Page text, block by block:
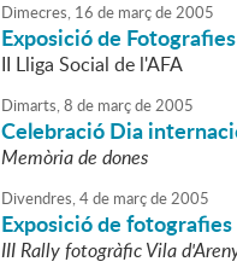
Dimecres, 16 de marçde2005
Exposició de Fotografies
II Lliga Social de l'AFA
Dimarts,8 de marçde2005
Celebració Dia
Memòria de dones
Divendres,4de marçde2005
Exposició de fotografies
III Rally fotogràfic Vila